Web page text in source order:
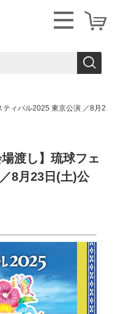
ィバル2025 東京公演 ／8月2
渡し】琉球フェ
8月23日(土)公